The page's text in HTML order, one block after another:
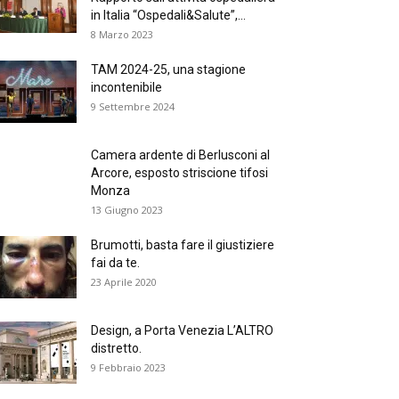
in Italia “Ospedali&Salute”,...
8 Marzo 2023
TAM 2024-25, una stagione
incontenibile
9 Settembre 2024
Camera ardente di Berlusconi al
Arcore, esposto striscione tifosi
Monza
13 Giugno 2023
Brumotti, basta fare il giustiziere
fai da te.
23 Aprile 2020
Design, a Porta Venezia L’ALTRO
distretto.
9 Febbraio 2023